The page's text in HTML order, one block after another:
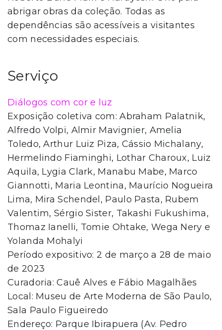
abrigar obras da coleção. Todas as
dependências são acessíveis a visitantes
com necessidades especiais.
Serviço
Diálogos com cor e luz
Exposição coletiva com: Abraham Palatnik,
Alfredo Volpi, Almir Mavignier, Amelia
Toledo, Arthur Luiz Piza, Cássio Michalany,
Hermelindo Fiaminghi, Lothar Charoux, Luiz
Aquila, Lygia Clark, Manabu Mabe, Marco
Giannotti, Maria Leontina, Maurício Nogueira
Lima, Mira Schendel, Paulo Pasta, Rubem
Valentim, Sérgio Sister, Takashi Fukushima,
Thomaz Ianelli, Tomie Ohtake, Wega Nery e
Yolanda Mohalyi
Período expositivo: 2 de março a 28 de maio
de 2023
Curadoria: Cauê Alves e Fábio Magalhães
Local: Museu de Arte Moderna de São Paulo,
Sala Paulo Figueiredo
Endereço: Parque Ibirapuera (Av. Pedro